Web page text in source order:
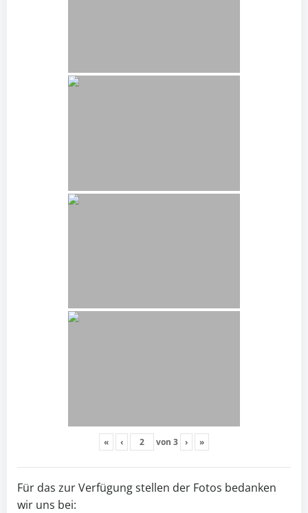
« ‹ von 3 › »
Für das zur Verfügung stellen der Fotos bedanken
wir uns bei: